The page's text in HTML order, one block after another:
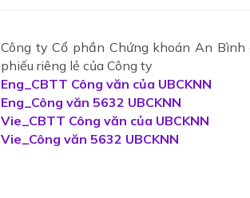
Công ty Cổ phần Chứng khoán An
phiếu riêng lẻ của Công ty
Eng_CBTT Công văn của UBCKNN
Eng_Công văn 5632 UBCKNN
Vie_CBTT Công văn của UBCKNN
Vie_Công văn 5632 UBCKNN